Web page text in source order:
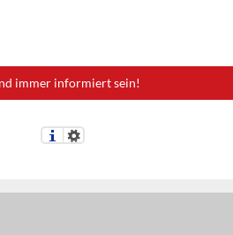
immer informiert sein!